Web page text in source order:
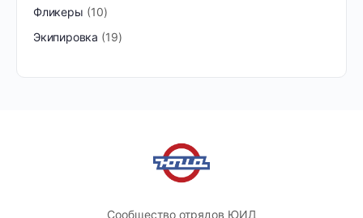
Фликеры
10
Экипировка
19
Сообщество отрядов ЮИД